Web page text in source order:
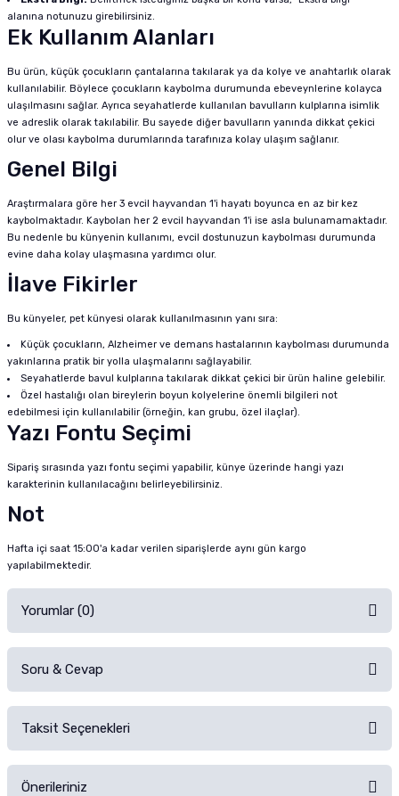
alanına notunuzu girebilirsiniz.
Ek Kullanım Alanları
Bu ürün, küçük çocukların çantalarına takılarak ya da kolye ve anahtarlık olarak
kullanılabilir. Böylece çocukların kaybolma durumunda ebeveynlerine kolayca
ulaşılmasını sağlar. Ayrıca seyahatlerde kullanılan bavulların kulplarına isimlik
ve adreslik olarak takılabilir. Bu sayede diğer bavulların yanında dikkat çekici
olur ve olası kaybolma durumlarında tarafınıza kolay ulaşım sağlanır.
Genel Bilgi
Araştırmalara göre her 3 evcil hayvandan 1'i hayatı boyunca en az bir kez
kaybolmaktadır. Kaybolan her 2 evcil hayvandan 1'i ise asla bulunamamaktadır.
Bu nedenle bu künyenin kullanımı, evcil dostunuzun kaybolması durumunda
evine daha kolay ulaşmasına yardımcı olur.
İlave Fikirler
Bu künyeler, pet künyesi olarak kullanılmasının yanı sıra:
Küçük çocukların, Alzheimer ve demans hastalarının kaybolması durumunda
yakınlarına pratik bir yolla ulaşmalarını sağlayabilir.
Seyahatlerde bavul kulplarına takılarak dikkat çekici bir ürün haline gelebilir.
Özel hastalığı olan bireylerin boyun kolyelerine önemli bilgileri not
edebilmesi için kullanılabilir (örneğin, kan grubu, özel ilaçlar).
Yazı Fontu Seçimi
Sipariş sırasında yazı fontu seçimi yapabilir, künye üzerinde hangi yazı
karakterinin kullanılacağını belirleyebilirsiniz.
Not
Hafta içi saat 15:00'a kadar verilen siparişlerde aynı gün kargo
yapılabilmektedir.
Yorumlar (0)
Ürünü Satın Al ve Yorumla
Soru & Cevap
Taksit Seçenekleri
Önerileriniz